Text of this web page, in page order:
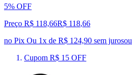
5% OFF
Preço R$ 118,66R$ 118,66
no Pix Ou 1x de R$ 124,90 sem jurosou
Cupom R$ 15 OFF